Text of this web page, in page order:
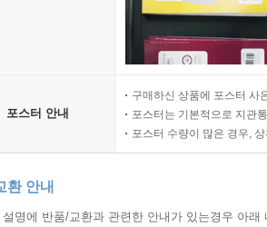
포스터 안내
구매하신 상품에 포스터 사
포스터는 기본적으로 지관
포스터 수량이 많은 경우,
환 안내
명에 반품/교환과 관련한 안내가 있는경우 아